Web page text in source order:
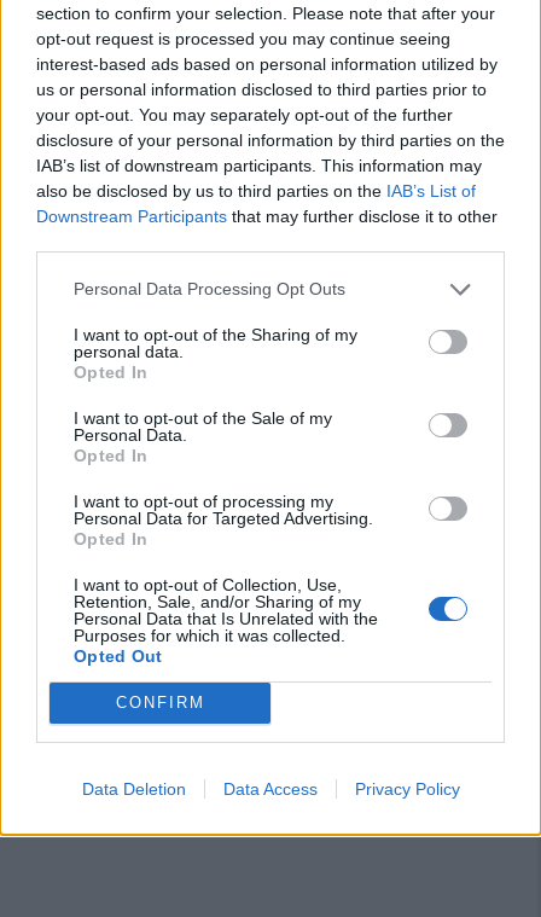
section to confirm your selection. Please note that after your
opt-out request is processed you may continue seeing
interest-based ads based on personal information utilized by
us or personal information disclosed to third parties prior to
your opt-out. You may separately opt-out of the further
disclosure of your personal information by third parties on the
IAB’s list of downstream participants. This information may
also be disclosed by us to third parties on the IAB’s List of
Downstream Participants that may further disclose it to other
Personal Data Processing Opt Outs
I want to opt-out of the Sharing of my
personal data.
Opted In
I want to opt-out of the Sale of my
Personal Data.
Opted In
I want to opt-out of processing my
Personal Data for Targeted Advertising.
Opted In
I want to opt-out of Collection, Use,
Retention, Sale, and/or Sharing of my
Personal Data that Is Unrelated with the
Purposes for which it was collected.
Opted Out
CONFIRM
Data Deletion Data Access Privacy Policy
31 Lug 2026